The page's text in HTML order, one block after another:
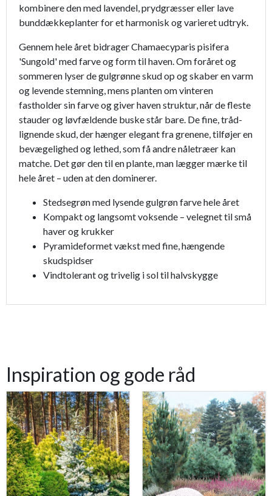
kombinere den med lavendel, prydgræsser eller lave
bunddækkeplanter for et harmonisk og varieret udtryk.
Gennem hele året bidrager Chamaecyparis pisifera
'Sungold' med farve og form til haven. Om foråret og
sommeren lyser de gulgrønne skud op og skaber en varm
og levende stemning, mens planten om vinteren
fastholder sin farve og giver haven struktur, når de fleste
stauder og løvfældende buske står bare. De fine, tråd-
lignende skud, der hænger elegant fra grenene, tilføjer en
bevægelighed og lethed, som få andre nåletræer kan
matche. Det gør den til en plante, man lægger mærke til
hele året – uden at den dominerer.
Stedsegrøn med lysende gulgrøn farve hele året
Kompakt og langsomt voksende – velegnet til små
haver og krukker
Pyramideformet vækst med fine, hængende
skudspidser
Vindtolerant og trivelig i sol til halvskygge
Inspiration og gode råd